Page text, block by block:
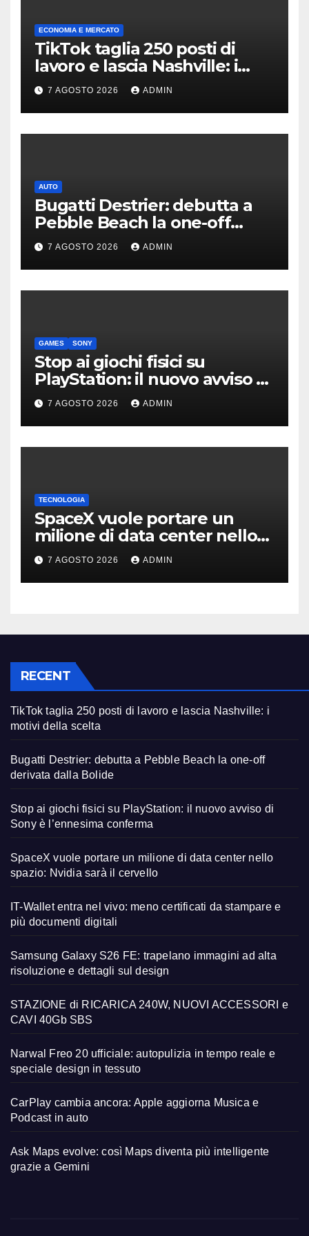
ECONOMIA E MERCATO
TikTok taglia 250 posti di
lavoro e lascia Nashville: i
motivi della scelta
7 AGOSTO 2026 ADMIN
AUTO
Bugatti Destrier: debutta a
Pebble Beach la one-off
derivata dalla Bolide
7 AGOSTO 2026 ADMIN
GAMES SONY
Stop ai giochi fisici su
PlayStation: il nuovo avviso di
Sony è l’ennesima conferma
7 AGOSTO 2026 ADMIN
TECNOLOGIA
SpaceX vuole portare un
milione di data center nello
spazio: Nvidia sarà il cervello
7 AGOSTO 2026 ADMIN
RECENT
TikTok taglia 250 posti di lavoro e lascia Nashville: i
motivi della scelta
Bugatti Destrier: debutta a Pebble Beach la one-off
derivata dalla Bolide
Stop ai giochi fisici su PlayStation: il nuovo avviso di
Sony è l’ennesima conferma
SpaceX vuole portare un milione di data center nello
spazio: Nvidia sarà il cervello
IT-Wallet entra nel vivo: meno certificati da stampare e
più documenti digitali
Samsung Galaxy S26 FE: trapelano immagini ad alta
risoluzione e dettagli sul design
STAZIONE di RICARICA 240W, NUOVI ACCESSORI e
CAVI 40Gb SBS
Narwal Freo 20 ufficiale: autopulizia in tempo reale e
speciale design in tessuto
CarPlay cambia ancora: Apple aggiorna Musica e
Podcast in auto
Ask Maps evolve: così Maps diventa più intelligente
grazie a Gemini